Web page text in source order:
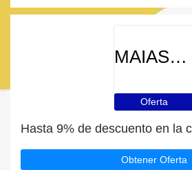
MAIASHOP
Oferta
Hasta 9% de descuento en la
Obtener Oferta